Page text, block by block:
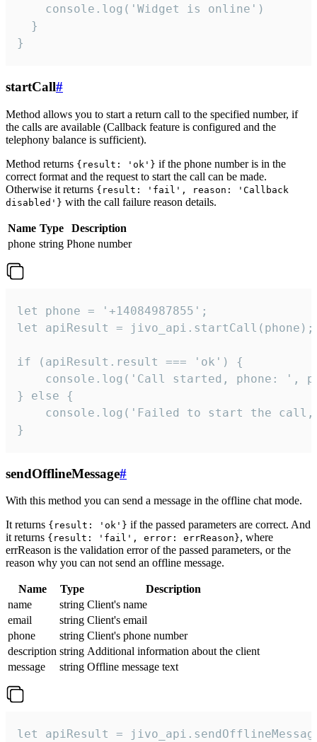
    console.log('Widget is online')
  }
}
startCall#
Method allows you to start a return call to the specified number, if
the calls are available (Callback feature is configured and the
telephony balance is sufficient).
Method returns {result: 'ok'} if the phone number is in the
correct format and the request to start the call can be made.
Otherwise it returns {result: 'fail', reason: 'Callback
disabled'} with the call failure reason details.
Name Type
Description
phone string Phone number
let phone = '+14084987855';
let apiResult = jivo_api.startCall(phone);
if (apiResult.result === 'ok') {
console.log('Call started, phone: ',
} else {
console.log('Failed to start the
}
sendOfflineMessage#
With this method you can send a message in the offline chat mode.
It returns {result: 'ok'} if the passed parameters are correct. And
it returns {result: 'fail', error: errReason}, where
errReason is the validation error of the passed parameters, or the
reason why you can not send an offline message.
Name Type
Description
name
string Client's name
email
string Client's email
phone
string Client's phone number
description string Additional information about the client
message
string Offline message text
let apiResult =